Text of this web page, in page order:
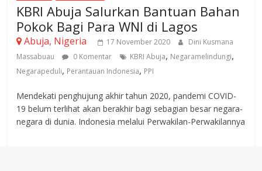
KBRI Abuja Salurkan Bantuan Bahan
Pokok Bagi Para WNI di Lagos
Abuja, Nigeria 17 November 2020
Dini Kusmana
Massabuau
0 Komentar KBRI Abuja, Negaramelindungi,
Negarapeduli, Perantauan Indonesia, PPI
Mendekati penghujung akhir tahun 2020, pandemi COVID-
19 belum terlihat akan berakhir bagi sebagian besar negara-
negara di dunia. Indonesia melalui Perwakilan-Perwakilannya